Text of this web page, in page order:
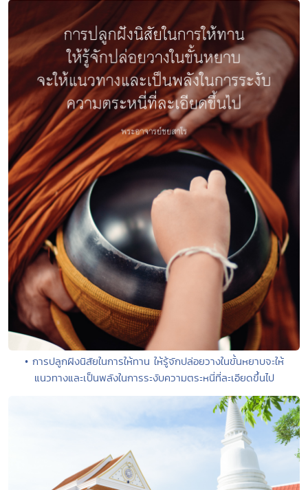
• การปลูกฝังนิสัยในการให้ทาน ให้รู้จักปล่อยวางในขั้นหยาบจะให้
แนวทางและเป็นพลังในการระงับความตระหนี่ที่ละเอียดขึ้นไป